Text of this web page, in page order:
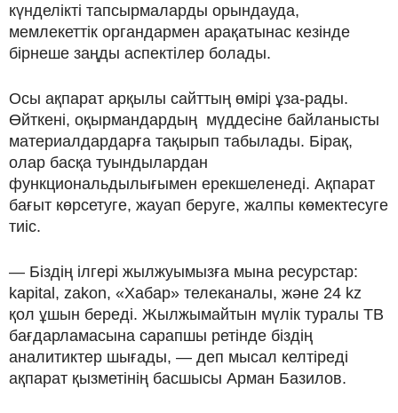
күнделікті тапсырмаларды орындауда,
мемлекеттік органдармен арақатынас кезінде
бірнеше заңды аспектілер болады.
Осы ақпарат арқылы сайттың өмірі ұза-рады.
Өйткені, оқырмандардың мүддесіне байланысты
материалдардарға тақырып табылады. Бірақ,
олар басқа туындылардан
функциональдылығымен ерекшеленеді. Ақпарат
бағыт көрсетуге, жауап беруге, жалпы көмектесуге
тиіс.
— Біздің ілгері жылжуымызға мына ресурстар:
kapital, zakon, «Хабар» телеканалы, және 24 kz
қол ұшын береді. Жылжымайтын мүлік туралы ТВ
бағдарламасына сарапшы ретінде біздің
аналитиктер шығады, — деп мысал келтіреді
ақпарат қызметінің басшысы Арман Базилов.